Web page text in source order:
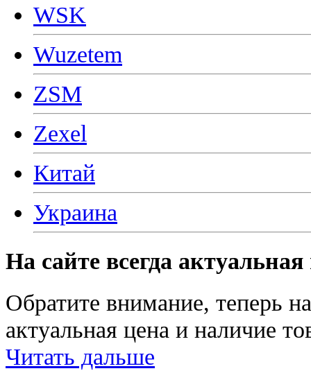
WSK
Wuzetem
ZSM
Zexel
Китай
Украина
На сайте всегда
Обратите внимание, теперь
актуальная цена и наличие
Читать дальше